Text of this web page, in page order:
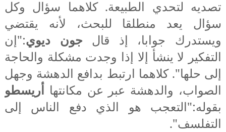
تصديه لتحدي الطبيعة. كلاهما سؤال وكل
سؤال يعد منطلقا للبحث، لأنه يقتضي
ويستدرك جوابا، إذ قال جون ديوي:"إن
التفكير لا ينشأ إلا إذا وجدت مشكلة والحاجة
إلى حلها". كلاهما ارتبط بدافع الدهشة وجهل
الصواب، والدهشة عبر عن مكانتهاأريسطو
بقوله:"التعجب هو الذي دفع الناس إلى
التفلسف".